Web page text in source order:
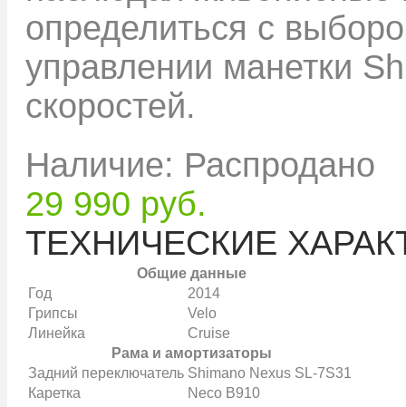
определиться с
управлении манетки
скоростей.
Наличие: Распродано
29 990 руб.
ТЕХНИЧЕСКИЕ
Общие данные
Год
2014
Грипсы
Velo
Линейка
Cruise
Рама и амортизаторы
Задний переключатель Shimano Nexus SL-7S31
Каретка
Neco B910